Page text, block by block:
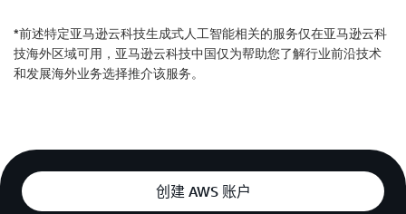
*前述特定亚马逊云科技生成式人工智能相关的服务仅在亚马逊云科
技海外区域可用，亚马逊云科技中国仅为帮助您了解行业前沿技术
和发展海外业务选择推介该服务。
创建 AWS 账户